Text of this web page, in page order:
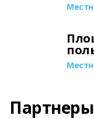
Партнеры